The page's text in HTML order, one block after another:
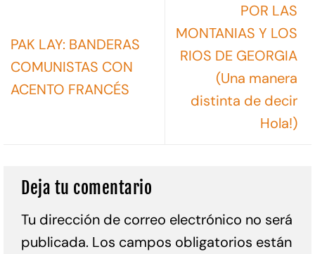
PAK LAY: BANDERAS
COMUNISTAS CON
ACENTO FRANCÉS
POR LAS
MONTANIAS Y LOS
RIOS DE GEORGIA
(Una manera
distinta de decir
Hola!)
Deja tu comentario
Tu dirección de correo electrónico no será
publicada. Los campos obligatorios están